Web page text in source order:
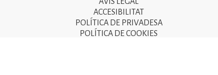
ACCESIBILITAT
POLÍTICA DE PRIVADESA
POLÍTICA DE COOKIES